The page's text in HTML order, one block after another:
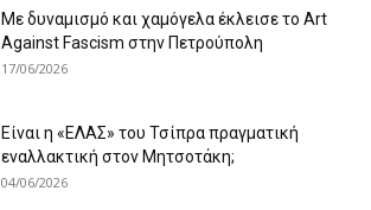
Με δυναμισμό και χαμόγελα έκλεισε το Art
Against Fascism στην Πετρούπολη
17/06/2026
Είναι η «ΕΛΑΣ» του Τσίπρα πραγματική
εναλλακτική στον Μητσοτάκη;
04/06/2026